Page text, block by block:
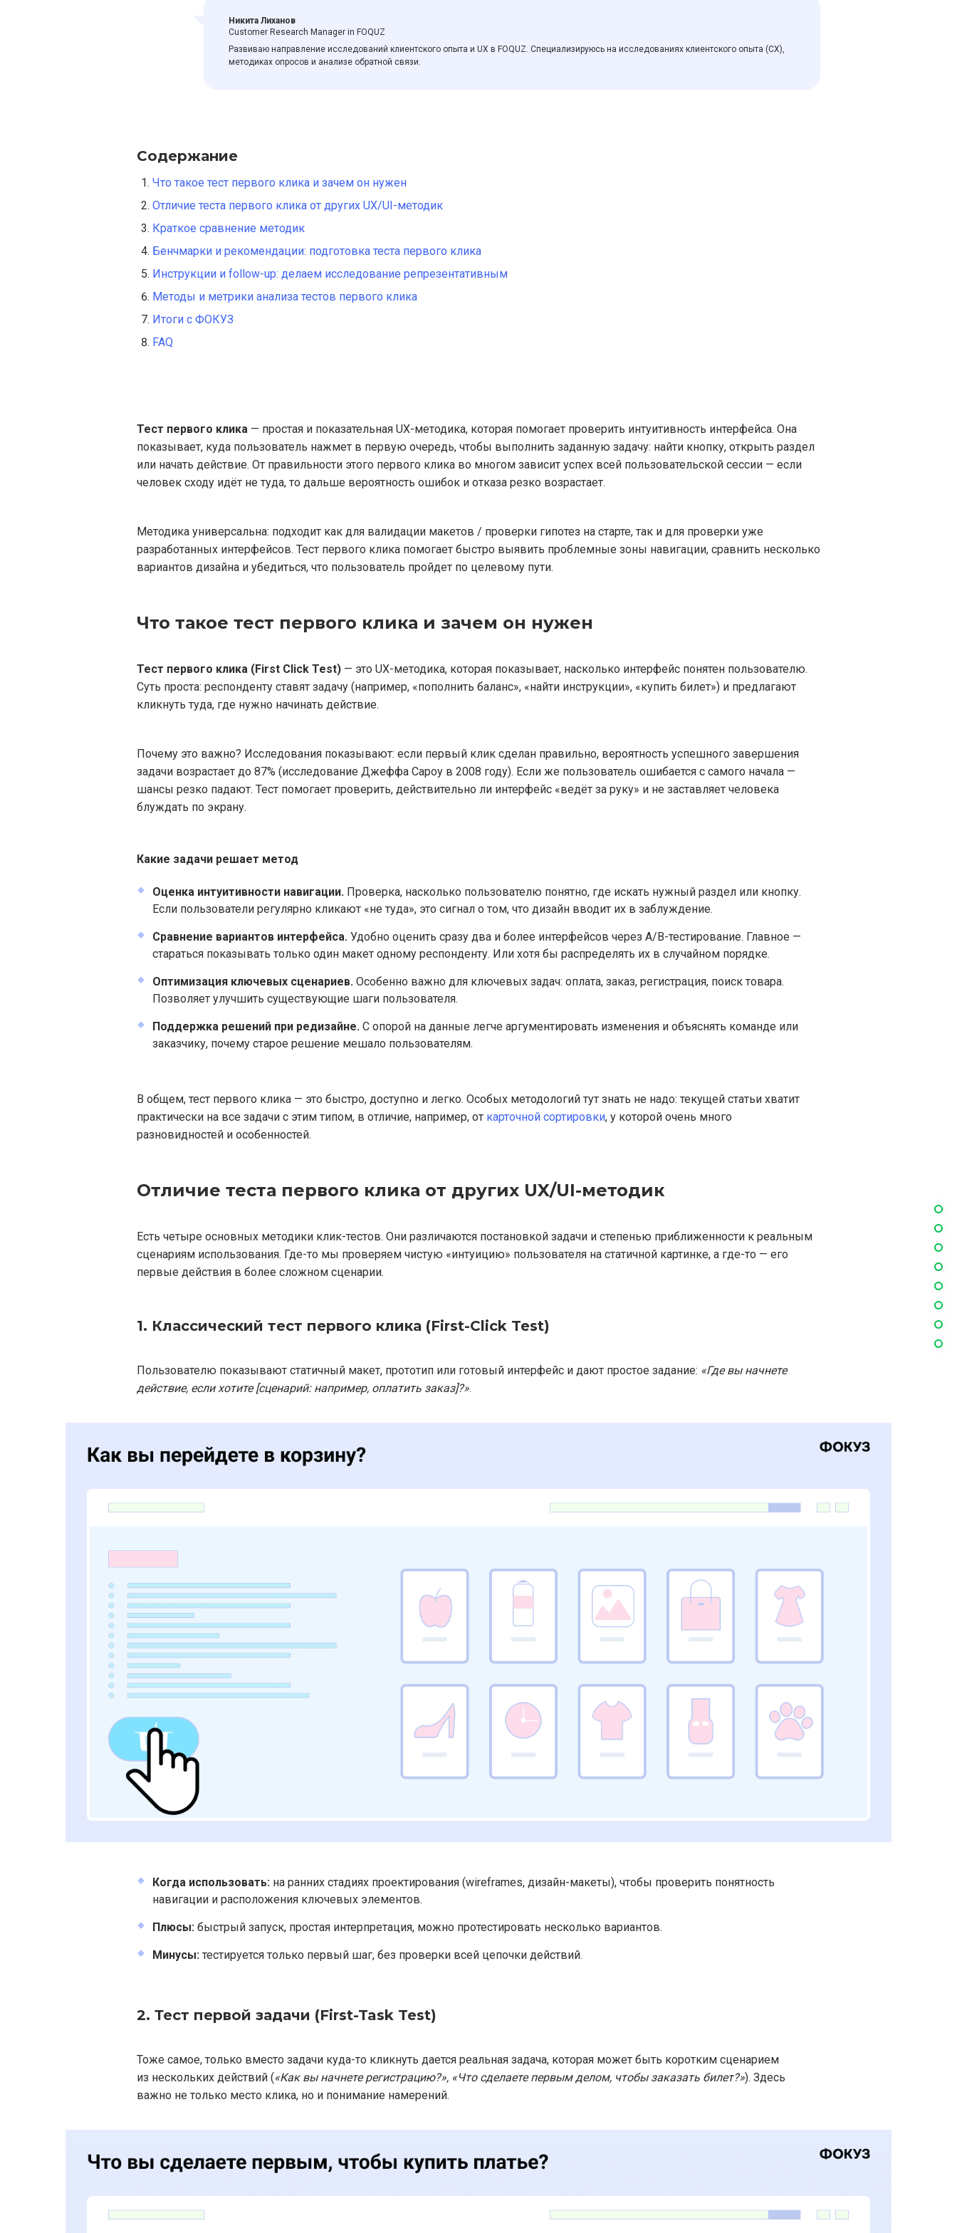
Никита Лиханов
Customer Research Manager in FOQUZ
Развиваю направление исследований клиентского опыта и UX в FOQUZ. Специализируюсь на исследованиях клиентского опыта (CX),
методиках опросов и анализе обратной связи.
Содержание
Что такое тест первого клика и зачем он нужен
Отличие теста первого клика от других UX/UI-методик
Краткое сравнение методик
Бенчмарки и рекомендации: подготовка теста первого клика
Инструкции и follow-up: делаем исследование репрезентативным
Методы и метрики анализа тестов первого клика
Итоги с ФОКУЗ
FAQ
Тест первого клика — простая и показательная UX-методика, которая помогает проверить интуитивность интерфейса. Она
показывает, куда пользователь нажмет в первую очередь, чтобы выполнить заданную задачу: найти кнопку, открыть раздел
или начать действие. От правильности этого первого клика во многом зависит успех всей пользовательской сессии — если
человек сходу идёт не туда, то дальше вероятность ошибок и отказа резко возрастает.
Методика универсальна: подходит как для валидации макетов / проверки гипотез на старте, так и для проверки уже
разработанных интерфейсов. Тест первого клика помогает быстро выявить проблемные зоны навигации, сравнить несколько
вариантов дизайна и убедиться, что пользователь пройдет по целевому пути.
Что такое тест первого клика и зачем он нужен
Тест первого клика (First Click Test) — это UX-методика, которая показывает, насколько интерфейс понятен пользователю.
Суть проста: респонденту ставят задачу (например, «пополнить баланс», «найти инструкции», «купить билет») и предлагают
кликнуть туда, где нужно начинать действие.
Почему это важно? Исследования показывают: если первый клик сделан правильно, вероятность успешного завершения
задачи возрастает до 87% (исследование Джеффа Сароу в 2008 году). Если же пользователь ошибается с самого начала —
шансы резко падают. Тест помогает проверить, действительно ли интерфейс «ведёт за руку» и не заставляет человека
блуждать по экрану.
Какие задачи решает метод
Оценка интуитивности навигации. Проверка, насколько пользователю понятно, где искать нужный раздел или кнопку.
Если пользователи регулярно кликают «не туда», это сигнал о том, что дизайн вводит их в заблуждение.
Сравнение вариантов интерфейса. Удобно оценить сразу два и более интерфейсов через A/B-тестирование. Главное —
стараться показывать только один макет одному респонденту. Или хотя бы распределять их в случайном порядке.
Оптимизация ключевых сценариев. Особенно важно для ключевых задач: оплата, заказ, регистрация, поиск товара.
Позволяет улучшить существующие шаги пользователя.
Поддержка решений при редизайне. С опорой на данные легче аргументировать изменения и объяснять команде или
заказчику, почему старое решение мешало пользователям.
В общем, тест первого клика — это быстро, доступно и легко. Особых методологий тут знать не надо: текущей статьи хватит
практически на все задачи с этим типом, в отличие, например, от карточной сортировки, у которой очень много
разновидностей и особенностей.
Отличие теста первого клика от других UX/UI-методик
Есть четыре основных методики клик-тестов. Они различаются постановкой задачи и степенью приближенности к реальным
сценариям использования. Где-то мы проверяем чистую «интуицию» пользователя на статичной картинке, а где-то — его
первые действия в более сложном сценарии.
1. Классический тест первого клика (First-Click Test)
Пользователю показывают статичный макет, прототип или готовый интерфейс и дают простое задание: «Где вы начнете
действие, если хотите [сценарий: например, оплатить заказ]?».
Когда использовать: на ранних стадиях проектирования (wireframes, дизайн-макеты), чтобы проверить понятность
навигации и расположения ключевых элементов.
Плюсы: быстрый запуск, простая интерпретация, можно протестировать несколько вариантов.
Минусы: тестируется только первый шаг, без проверки всей цепочки действий.
2. Тест первой задачи (First-Task Test)
Тоже самое, только вместо задачи куда-то кликнуть дается реальная задача, которая может быть коротким сценарием
из нескольких действий («Как вы начнете регистрацию?», «Что сделаете первым делом, чтобы заказать билет?»). Здесь
важно не только место клика, но и понимание намерений.